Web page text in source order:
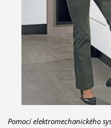
Pomocí elektromechanického